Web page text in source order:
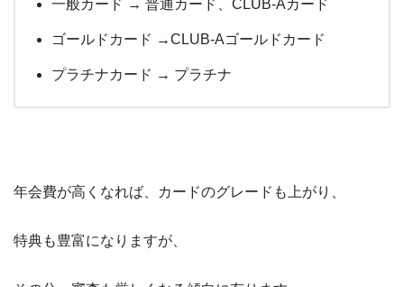
一般カード → 普通カード、CLUB-Aカード
ゴールドカード →CLUB-Aゴールドカード
プラチナカード → プラチナ
年会費が高くなれば、カードのグレードも上がり、
特典も豊富になりますが、